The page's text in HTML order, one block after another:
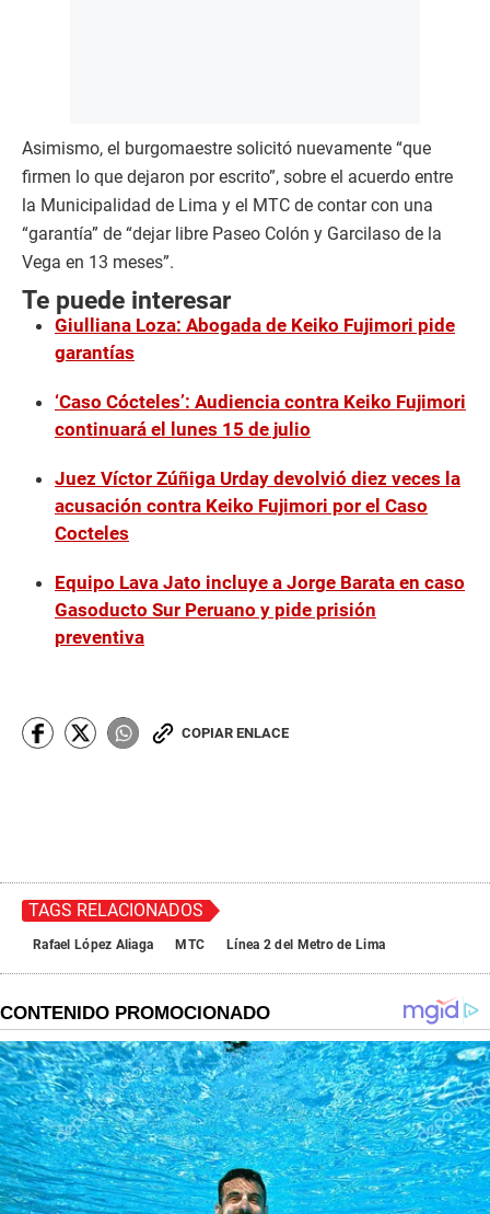
Asimismo, el burgomaestre solicitó nuevamente “que
firmen lo que dejaron por escrito”, sobre el acuerdo entre
la Municipalidad de Lima y el MTC de contar con una
“garantía” de “dejar libre Paseo Colón y Garcilaso de la
Vega en 13 meses”.
Te puede interesar
Giulliana Loza: Abogada de Keiko Fujimori pide
garantías
‘Caso Cócteles’: Audiencia contra Keiko Fujimori
continuará el lunes 15 de julio
Juez Víctor Zúñiga Urday devolvió diez veces la
acusación contra Keiko Fujimori por el Caso
Cocteles
Equipo Lava Jato incluye a Jorge Barata en caso
Gasoducto Sur Peruano y pide prisión
preventiva
COPIAR ENLACE
TAGS RELACIONADOS
Rafael López Aliaga MTC Línea 2 del Metro de Lima